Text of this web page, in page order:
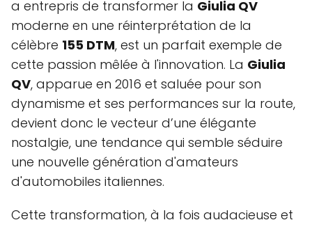
a entrepris de transformer la Giulia QV
moderne en une réinterprétation de la
célèbre 155 DTM, est un parfait exemple de
cette passion mêlée à l'innovation. La Giulia
QV, apparue en 2016 et saluée pour son
dynamisme et ses performances sur la route,
devient donc le vecteur d’une élégante
nostalgie, une tendance qui semble séduire
une nouvelle génération d'amateurs
d'automobiles italiennes.
Cette transformation, à la fois audacieuse et